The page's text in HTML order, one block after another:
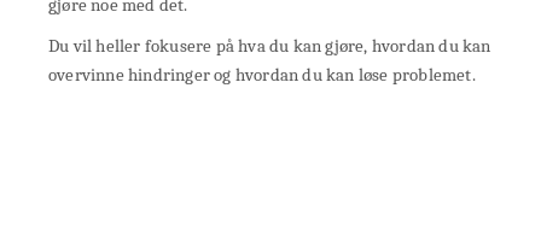
gjøre noe med det.
Du vil heller fokusere på hva du kan gjøre, hvordan du kan
overvinne hindringer og hvordan du kan løse problemet.